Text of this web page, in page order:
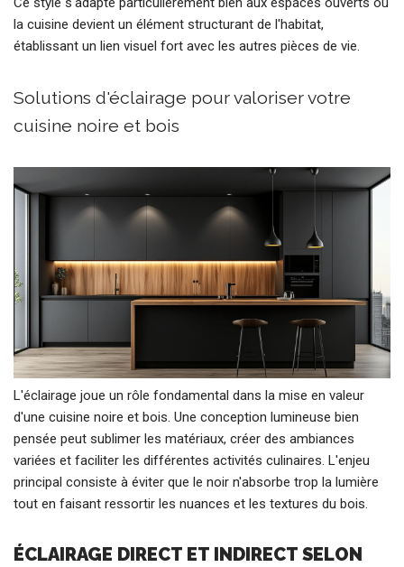
la cuisine devient un élément structurant de l'habitat,
établissant un lien visuel fort avec les autres pièces de vie.
Solutions d'éclairage pour valoriser votre
cuisine noire et bois
L'éclairage joue un rôle fondamental dans la mise en valeur
d'une cuisine noire et bois. Une conception lumineuse bien
pensée peut sublimer les matériaux, créer des ambiances
variées et faciliter les différentes activités culinaires. L'enjeu
principal consiste à éviter que le noir n'absorbe trop la lumière
tout en faisant ressortir les nuances et les textures du bois.
ÉCLAIRAGE DIRECT ET INDIRECT SELON